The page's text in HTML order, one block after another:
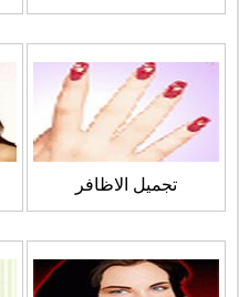
تجميل الاظافر